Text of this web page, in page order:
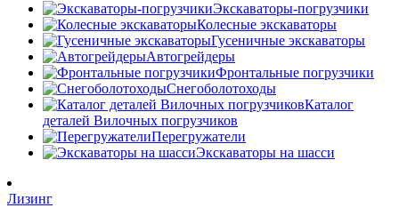
Экскаваторы-погрузчики
Колесные экскаваторы
Гусеничные экскаваторы
Автогрейдеры
Фронтальные погрузчики
Снегоболотоходы
Каталог
деталей Вилочных погрузчиков
Перегружатели
Экскаваторы на шасси
Лизинг